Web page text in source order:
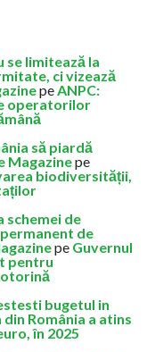
se limitează la
ci vizează
peANPC:
operatorilor
să piardă
Magazinepe
biodiversității,
de
de
pe Guvernul
pentru
bugetul in
din România a atins
în 2025